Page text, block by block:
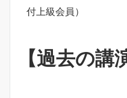
付上級会員）
【過去の講